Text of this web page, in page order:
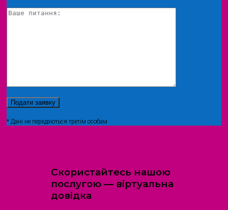
* Дані не передаються третім особам
Скористайтесь нашою
послугою — віртуальна
довідка